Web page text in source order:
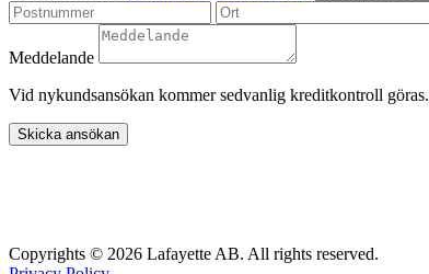
Meddelande
Vid nykundsansökan kommer sedvanlig kreditkontroll göras.
Skicka ansökan
Copyrights © 2026 Lafayette AB. All rights reserved.